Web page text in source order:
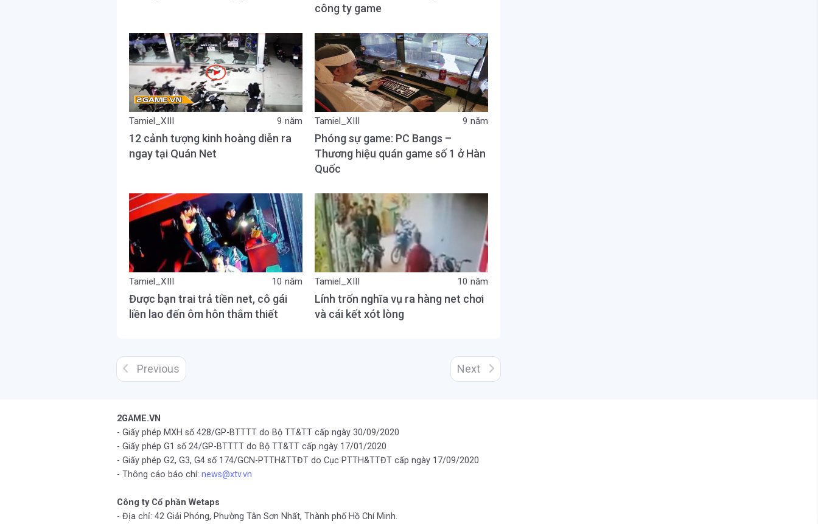
công ty game
Tamiel_XIII 9 năm
12 cảnh tượng kinh hoàng diễn ra
ngay tại Quán Net
Tamiel_XIII 9 năm
Phóng sự game: PC Bangs –
Thương hiệu quán game số 1 ở Hàn
Quốc
Tamiel_XIII 10 năm
Được bạn trai trả tiền net, cô gái
liền lao đến ôm hôn thắm thiết
Tamiel_XIII 10 năm
Lính trốn nghĩa vụ ra hàng net chơi
và cái kết xót lòng
Previous Next
2GAME.VN
- Giấy phép MXH số 428/GP-BTTTT do Bộ TT&TT cấp ngày 30/09/2020
- Giấy phép G1 số 24/GP-BTTTT do Bộ TT&TT cấp ngày 17/01/2020
- Giấy phép G2, G3, G4 số 174/GCN-PTTH&TTĐT do Cục PTTH&TTĐT cấp ngày 17/09/2020
- Thông cáo báo chí: news@xtv.vn
Công ty Cổ phần Wetaps
- Địa chỉ: 42 Giải Phóng, Phường Tân Sơn Nhất, Thành phố Hồ Chí Minh.